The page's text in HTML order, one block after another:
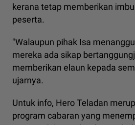
kerana tetap memberikan
peserta.
"Walaupun pihak Isa
mereka ada sikap
memberikan elaun kepada
ujarnya.
Untuk info, Hero Teladan
program cabaran yang